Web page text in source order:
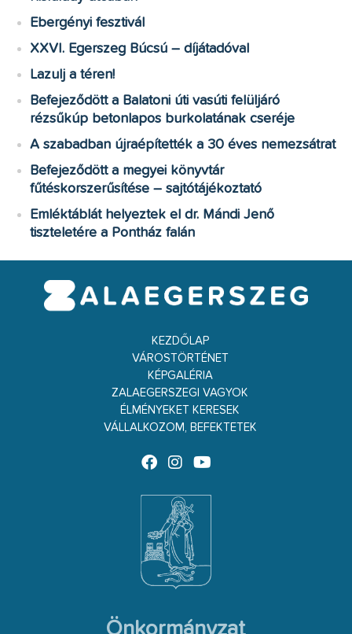
Ebergényi fesztivál
XXVI. Egerszeg Búcsú – díjátadóval
Lazulj a téren!
Befejeződött a Balatoni úti vasúti felüljáró
rézsűkúp betonlapos burkolatának cseréje
A szabadban újraépítették a 30 éves nemezsátrat
Befejeződött a megyei könyvtár
fűtéskorszerűsítése – sajtótájékoztató
Emléktáblát helyeztek el dr. Mándi Jenő
tiszteletére a Pontház falán
KEZDŐLAP
VÁROSTÖRTÉNET
KÉPGALÉRIA
ZALAEGERSZEGI VAGYOK
ÉLMÉNYEKET KERESEK
VÁLLALKOZOM, BEFEKTETEK
Önkormányzat